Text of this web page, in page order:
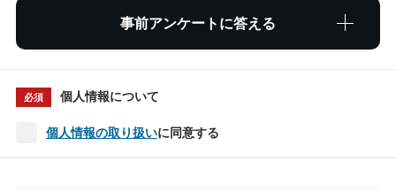
事前アンケートに答える
必須 個人情報について
個人情報の取り扱いに同意する